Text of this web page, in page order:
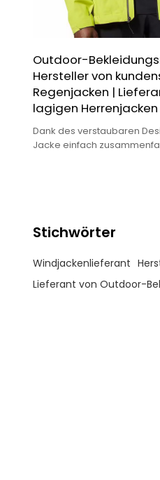
Outdoor-
Hersteller von
Regenjacken |
lagigen Herrenjacken
Dank des verstaubaren
Jacke einfach
Stichwörter
Windjackenlieferant
Lieferant von Outdoor-